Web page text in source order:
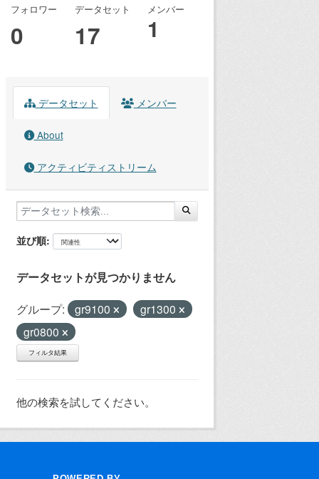
フォロワー
0
データセット
17
メンバー
1
データセット メンバー
About
アクティビティストリーム
並び順
データセットが見つかりません
グループ: gr9100
gr1300
gr0800
フィルタ結果
他の検索を試してください。